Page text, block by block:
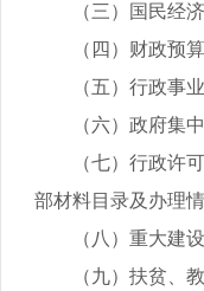
（三）国民经
（四）财政预
（五）行政事
（六）政府集
（七）行政许
部材料目录及办理
（八）重大建
（九）扶贫、